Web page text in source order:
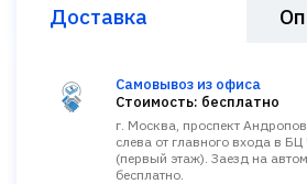
Доставка
Самовывоз из офиса
Стоимость: бесплатно
г. Москва, проспект
слева от главного входа в
(первый этаж). Заезд на
бесплатно.